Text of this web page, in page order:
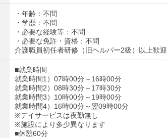
・年齢：不問
・学歴：不問
・必要な経験等：不問
・必要な免許・資格：不問
介護職員初任者研修（旧ヘルパー2級）以上歓迎
■就業時間
就業時間1）07時00分～16時00分
就業時間2）08時30分～17時30分
就業時間3）10時00分～19時00分
就業時間4）16時00分～翌09時00分
※デイサービスは夜勤無し
※施設により多少異なります
■休憩60分